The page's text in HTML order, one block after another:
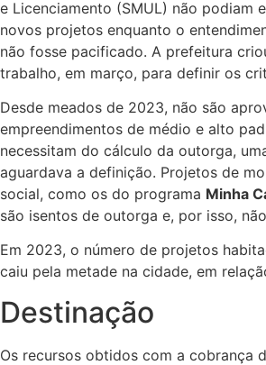
e Licenciamento (SMUL) não podiam
novos projetos enquanto o
não fosse pacificado. A prefeitura
trabalho, em março, para definir os
Desde meados de 2023, não são
empreendimentos de médio e alto
necessitam do cálculo da outorga,
aguardava a definição. Projetos de
social, como os do programa Minha
são isentos de outorga e, por isso,
Em 2023, o número de projetos
caiu pela metade na cidade, em
Destinação
Os recursos obtidos com a cobrança